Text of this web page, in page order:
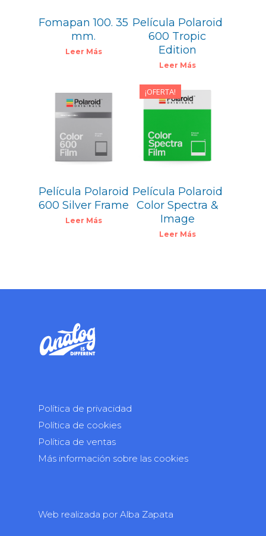
Fomapan 100. 35
mm.
Leer Más
Película Polaroid
600 Tropic
Edition
Leer Más
19,99€
Película Polaroid
600 Silver Frame
Leer Más
¡OFERTA!
19,99€
Película Polaroid
Color Spectra &
Image
Leer Más
Política de privacidad
Política de cookies
Política de ventas
Más información sobre las cookies
Web realizada por Alba Zapata